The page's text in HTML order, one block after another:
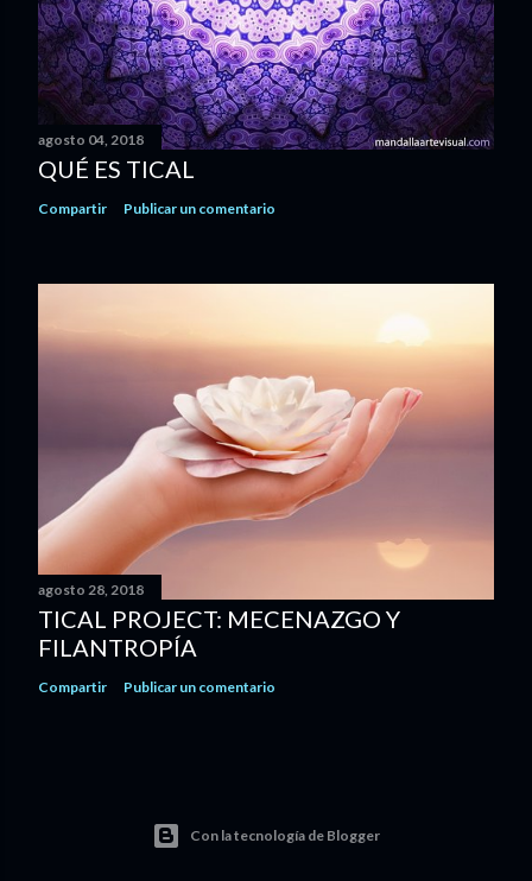
agosto 04, 2018
QUÉ ES TICAL
Compartir Publicar un comentario
agosto 28, 2018
TICAL PROJECT: MECENAZGO Y
FILANTROPÍA
Compartir Publicar un comentario
Con la tecnología de Blogger